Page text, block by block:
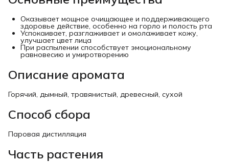
Оказывает мощное очищающее и поддерживающего
здоровье действие, особенно на горло и полость рта
Успокаивает, разглаживает и омолаживает кожу,
улучшает цвет лица
При распылении способствует эмоциональному
равновесию и умиротворению
Описание аромата
Горячий, дымный, травянистый, древесный, сухой
Способ сбора
Паровая дистилляция
Часть растения